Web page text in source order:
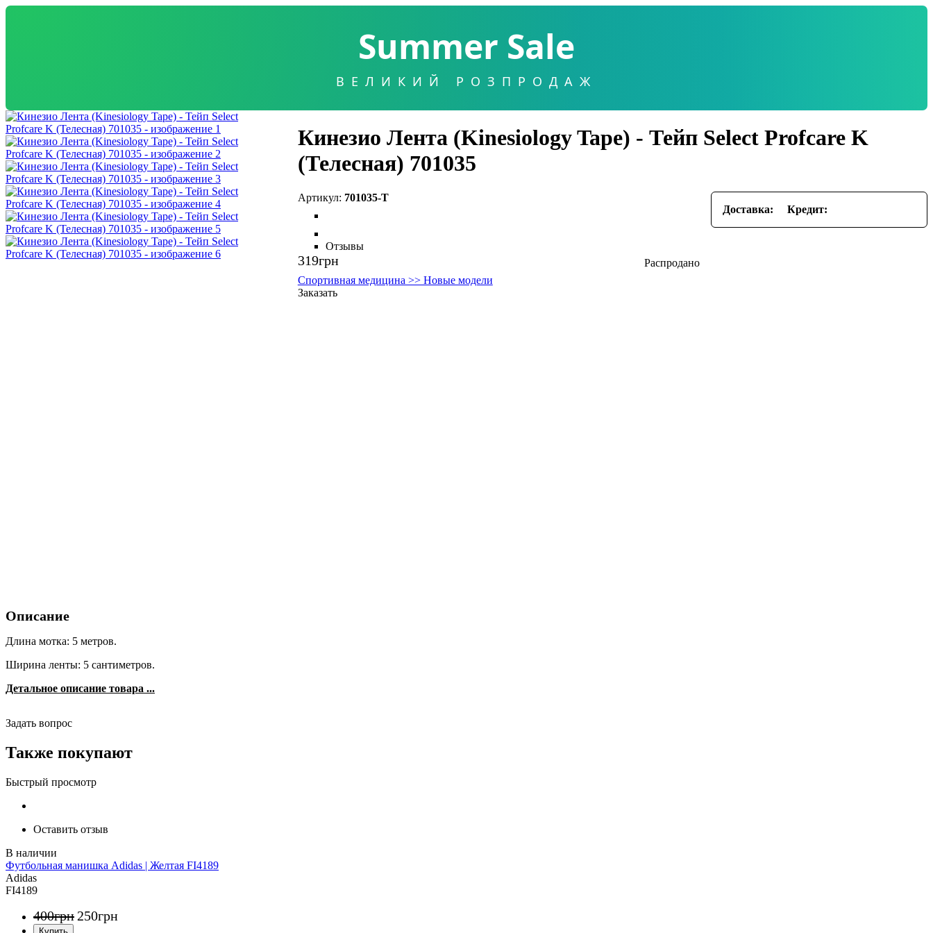
Summer Sale
ВЕЛИКИЙ РОЗПРОДАЖ
Кинезио Лента (Kinesiology Tape) - Тейп Select Profcare K
(Телесная) 701035
701035-T
Отзывы
319грн
Спортивная медицина >> Новые модели
Заказать
Доставка: Кредит:
Описание
Длина мотка: 5 метров.
Ширина ленты: 5 сантиметров.
Детальное описание товара ...
Задать вопрос
Также покупают
Быстрый просмотр
Оставить отзыв
Футбольная манишка Adidas | Желтая FI4189
Adidas
FI4189
400грн 250грн